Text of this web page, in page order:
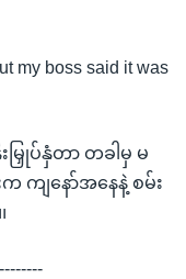
my boss said it was
မြှုပ်နှံတာ တခါမှ မ
ကျနော်အနေနဲ့ စမ်း